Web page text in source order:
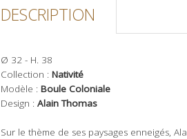
DESCRIPTION
Ø 32 - H. 38
Collection : Nativité
Modèle : Boule Coloniale
Design : Alain Thomas
Sur le thème de ses paysages enneigés,